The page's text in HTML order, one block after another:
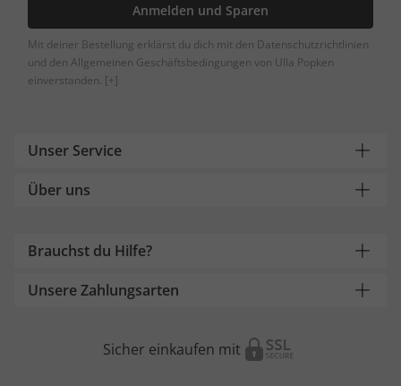
Anmelden und Sparen
Mit deiner Bestellung erklärst du dich mit den Datenschutzrichtlinien
und den Allgemeinen Geschäftsbedingungen von Ulla Popken
einverstanden. [+]
Unser Service
Über uns
Brauchst du Hilfe?
Unsere Zahlungsarten
Sicher einkaufen mit